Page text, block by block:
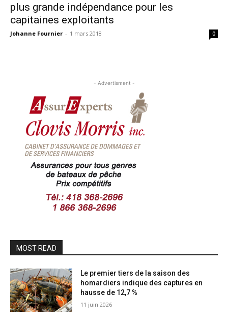
plus grande indépendance pour les
capitaines exploitants
Johanne Fournier - 1 mars 2018 0
- Advertisment -
MOST READ
Le premier tiers de la saison des
homardiers indique des captures en
hausse de 12,7 %
11 juin 2026